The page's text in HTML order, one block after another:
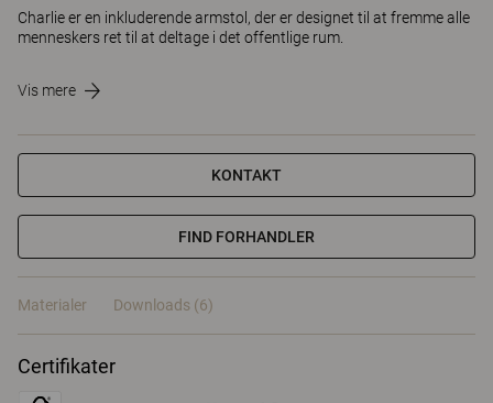
Charlie er en inkluderende armstol, der er designet til at fremme alle
menneskers ret til at deltage i det offentlige rum.
Vis mere
KONTAKT
FIND FORHANDLER
Materialer Downloads (6)
Certifikater